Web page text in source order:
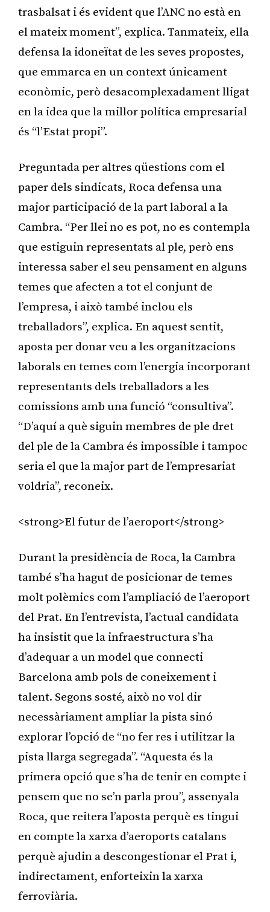
trasbalsat i és evident que l’ANC no està en
el mateix moment”, explica. Tanmateix, ella
defensa la idoneïtat de les seves propostes,
que emmarca en un context únicament
econòmic, però desacomplexadament lligat
en la idea que la millor política empresarial
és “l’Estat propi”.
Preguntada per altres qüestions com el
paper dels sindicats, Roca defensa una
major participació de la part laboral a la
Cambra. “Per llei no es pot, no es contempla
que estiguin representats al ple, però ens
interessa saber el seu pensament en alguns
temes que afecten a tot el conjunt de
l’empresa, i això també inclou els
treballadors”, explica. En aquest sentit,
aposta per donar veu a les organitzacions
laborals en temes com l’energia incorporant
representants dels treballadors a les
comissions amb una funció “consultiva”.
“D’aquí a què siguin membres de ple dret
del ple de la Cambra és impossible i tampoc
seria el que la major part de l’empresariat
voldria”, reconeix.
<strong>El futur de l’aeroport</strong>
Durant la presidència de Roca, la Cambra
també s’ha hagut de posicionar de temes
molt polèmics com l’ampliació de l’aeroport
del Prat. En l’entrevista, l’actual candidata
ha insistit que la infraestructura s’ha
d’adequar a un model que connecti
Barcelona amb pols de coneixement i
talent. Segons sosté, això no vol dir
necessàriament ampliar la pista sinó
explorar l’opció de “no fer res i utilitzar la
pista llarga segregada”. “Aquesta és la
primera opció que s’ha de tenir en compte i
pensem que no se’n parla prou”, assenyala
Roca, que reitera l’aposta perquè es tingui
en compte la xarxa d’aeroports catalans
perquè ajudin a descongestionar el Prat i,
indirectament, enforteixin la xarxa
ferroviària.